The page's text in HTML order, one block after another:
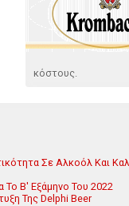
κόστους.
Σε Αλκοόλ Και
Το Β' Εξάμηνο Του 2022
Της Delphi Beer